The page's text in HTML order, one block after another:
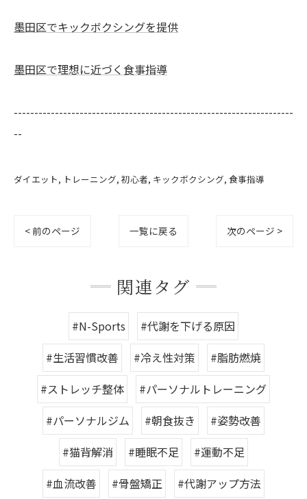
墨田区でキックボクシングを提供
墨田区で理想に近づく食事指導
--------------------------------------------------------------------
--
ダイエット トレーニング 初心者 キックボクシング 食事指導
< 前のページ 一覧に戻る 次のページ >
関連タグ
#N-Sports
#代謝を下げる原因
#生活習慣改善
#冷え性対策
#脂肪燃焼
#ストレッチ整体
#パーソナルトレーニング
#パーソナルジム
#朝食抜き
#姿勢改善
#猫背解消
#睡眠不足
#運動不足
#血流改善
#骨盤矯正
#代謝アップ方法